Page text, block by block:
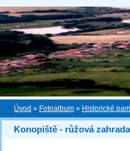
Úvod » Fotoalbum » Historické
Konopiště - růžová zahrada